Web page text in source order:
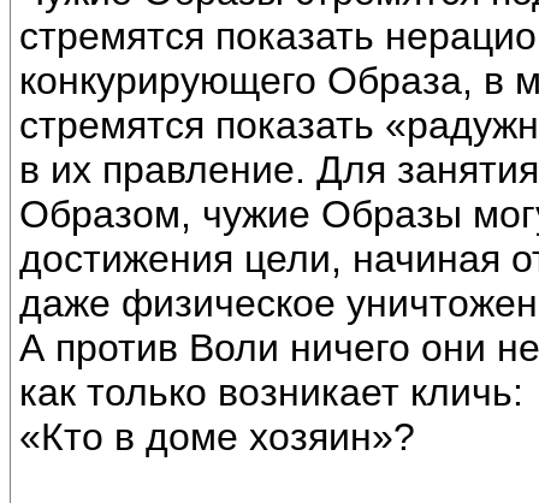
стремятся показать
конкурирующего Образа, в
стремятся показать
в их правление. Для
Образом, чужие Образы
достижения цели, начиная
даже физическое
А против Воли ничего они
как только возникает кличь:
«Кто в доме хозяин»?